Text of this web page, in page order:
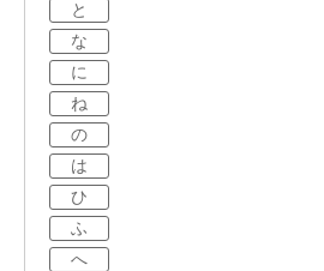
と
な
に
ね
の
は
ひ
ふ
へ